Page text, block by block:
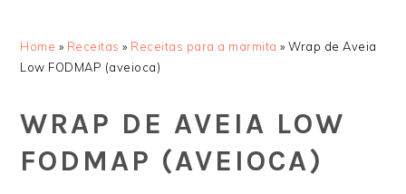
Home » Receitas » Receitas para a marmita »Wrap de Aveia
Low FODMAP (aveioca)
WRAP DE AVEIA LOW
FODMAP (AVEIOCA)